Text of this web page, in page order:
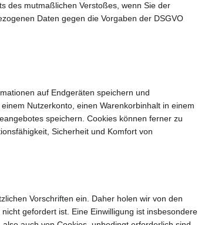
des mutmaßlichen Verstoßes, wenn Sie der
Daten gegen die Vorgaben der DSGVO
auf Endgeräten speichern und
Nutzerkonto, einen Warenkorbinhalt in einem
speichern. Cookies können ferner zu
Sicherheit und Komfort von
Vorschriften ein. Daher holen wir von den
gefordert ist. Eine Einwilligung ist insbesondere